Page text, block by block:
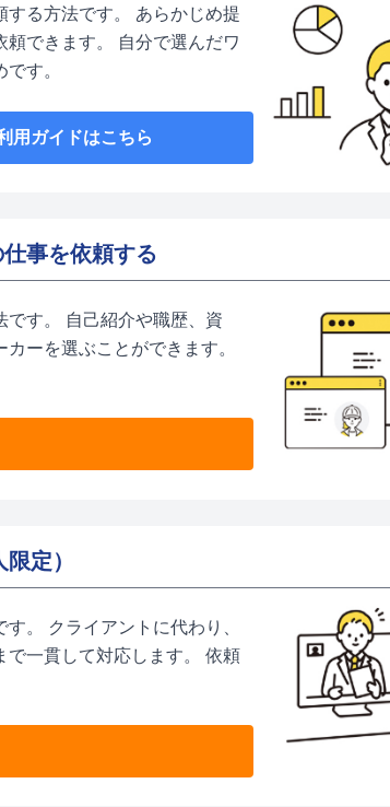
る方法です。 あらかじめ提
できます。 自分で選んだワ
す。
用ガイドはこちら
事を依頼する
です。 自己紹介や職歴、資
ーを選ぶことができます。
定）
。 クライアントに代わり、
で一貫して対応します。 依頼